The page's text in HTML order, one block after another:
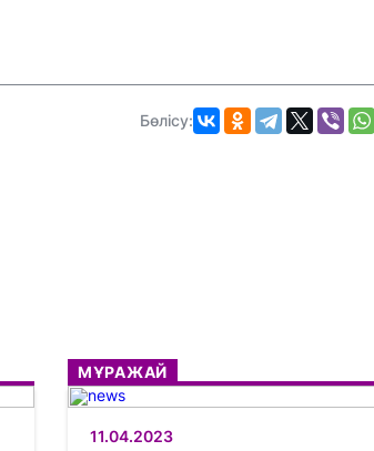
Бөлісу:
МҰРАЖАЙ
11.04.2023